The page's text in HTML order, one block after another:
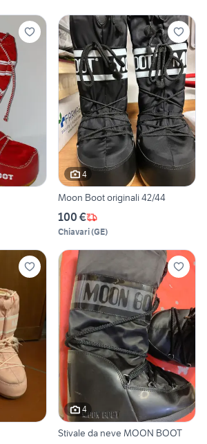
4
Moon Boot originali 42/44
100 €
Chiavari(GE)
4
Stivale da neve MOON BOOT